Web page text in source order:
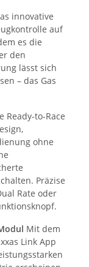
innovative
auf
es die
den
lässt sich
– das Gas
Ready-to-Race
ohne
Präzise
Rate oder
Mit dem
Link App